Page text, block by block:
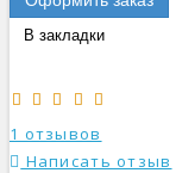
В закладки
1 отзывов
Написать отзыв